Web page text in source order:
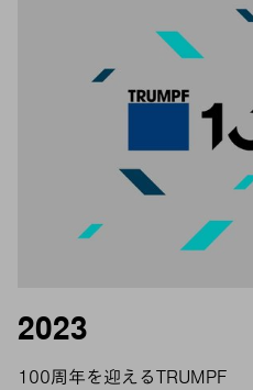
2023
100周年を迎えるTRUMPF